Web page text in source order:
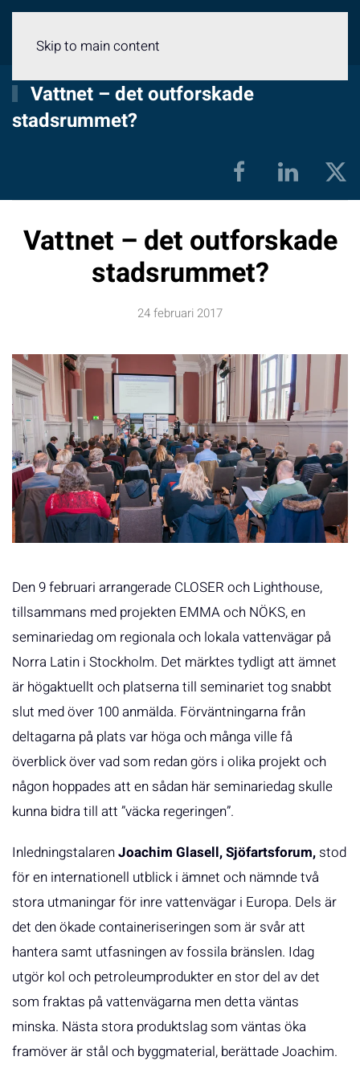
Skip to main content
Vattnet – det outforskade
stadsrummet?
Vattnet – det outforskade
stadsrummet?
24 februari 2017
Den 9 februari arrangerade CLOSER och Lighthouse,
tillsammans med projekten EMMA och NÖKS, en
seminariedag om regionala och lokala vattenvägar på
Norra Latin i Stockholm. Det märktes tydligt att ämnet
är högaktuellt och platserna till seminariet tog snabbt
slut med över 100 anmälda. Förväntningarna från
deltagarna på plats var höga och många ville få
överblick över vad som redan görs i olika projekt och
någon hoppades att en sådan här seminariedag skulle
kunna bidra till att ”väcka regeringen”.
InledningstalarenJoachim Glasell, Sjöfartsforum, stod
för en internationell utblick i ämnet och nämnde två
stora utmaningar för inre vattenvägar i Europa. Dels är
det den ökade containeriseringen som är svår att
hantera samt utfasningen av fossila bränslen. Idag
utgör kol och petroleumprodukter en stor del av det
som fraktas på vattenvägarna men detta väntas
minska. Nästa stora produktslag som väntas öka
framöver är stål och byggmaterial, berättade Joachim.